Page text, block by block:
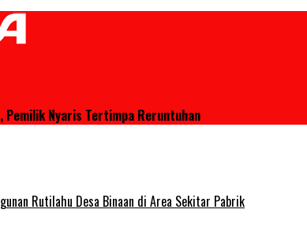
Pemilik Nyaris Tertimpa Reruntuhan
Rutilahu Desa Binaan di Area Sekitar Pabrik